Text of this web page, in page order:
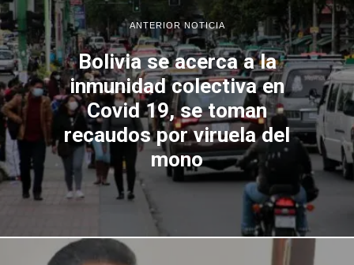
ANTERIOR NOTICIA
Bolivia se acerca a la
inmunidad colectiva en
Covid 19, se toman
recaudos por viruela del
mono